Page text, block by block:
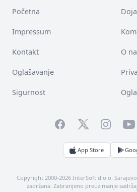
Početna
Impressum
Kontakt O
Oglašavanje
Sigurnost
FacebookTwitterInstagram
App Store
Copyright 2000-2026 InterSoft d.o.o.
zadržana. Zabranjeno preuzimanje